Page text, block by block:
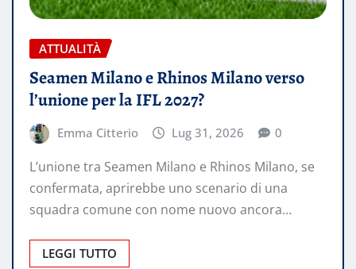
ATTUALITÀ
Seamen Milano e Rhinos Milano verso
l’unione per la IFL 2027?
Emma Citterio Lug 31, 2026 0
L’unione tra Seamen Milano e Rhinos Milano, se
confermata, aprirebbe uno scenario di una
squadra comune con nome nuovo ancora…
LEGGI TUTTO